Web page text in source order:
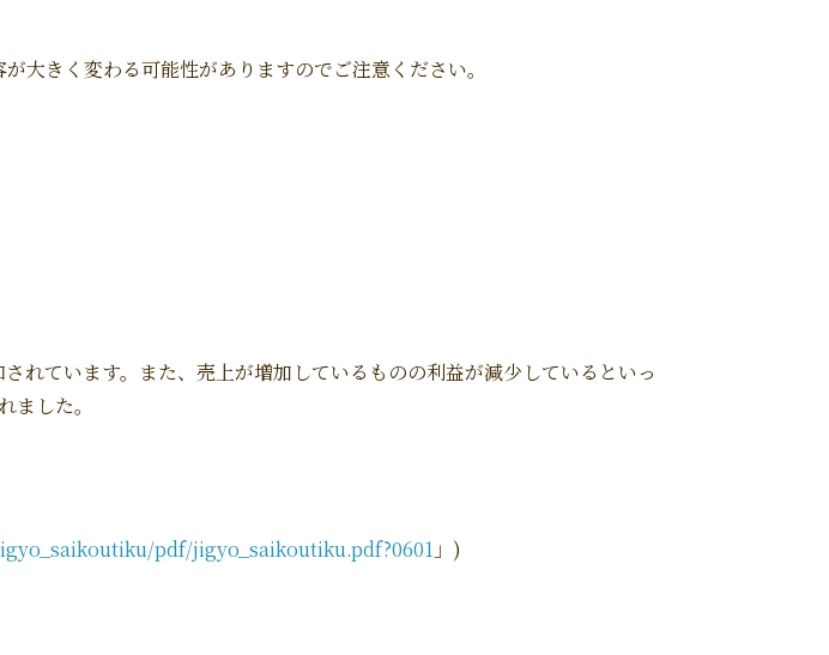
大きく変わる可能性がありますのでご注意ください。
れています。また、売上が増加しているものの利益が減少しているといっ
した。
pdf/jigyo_saikoutiku.pdf?0601 」)